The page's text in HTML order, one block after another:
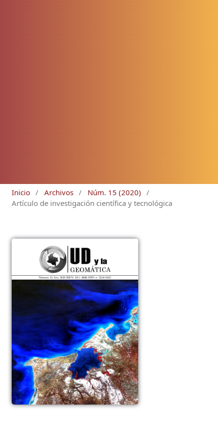
Inicio / Archivos / Núm. 15 (2020)
/
Artículo de investigación científica y tecnológica